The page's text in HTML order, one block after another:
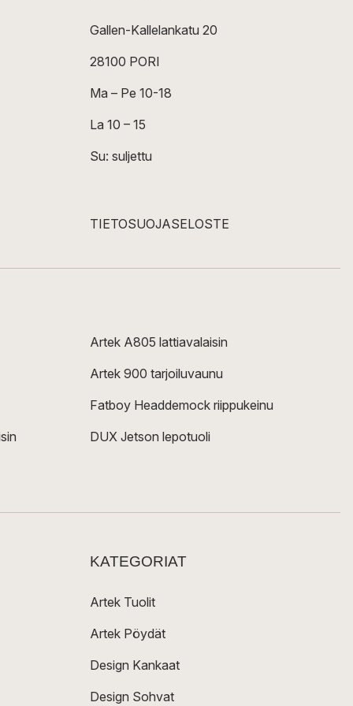
Gallen-Kallelankatu 20
28100 PORI
Ma – Pe 10-18
La 10 – 15
Su: suljettu
TIETOSUOJASELOSTE
Artek A805 lattiavalaisin
Artek 900 tarjoiluvaunu
Fatboy Headdemock riippukeinu
DUX Jetson lepotuoli
KATEGORIAT
Artek Tuolit
Artek Pöydät
Design Kankaat
Design Sohvat